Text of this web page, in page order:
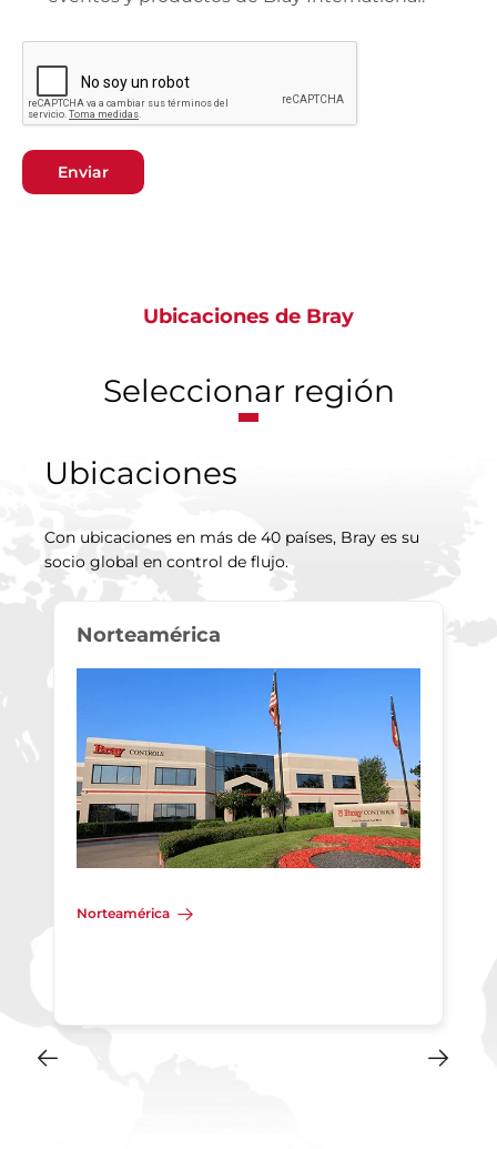
Enviar
Ubicaciones de Bray
Seleccionar región
Ubicaciones
Con ubicaciones en más de 40 países, Bray es su
socio global en control de flujo.
Norteamérica
Norteamérica